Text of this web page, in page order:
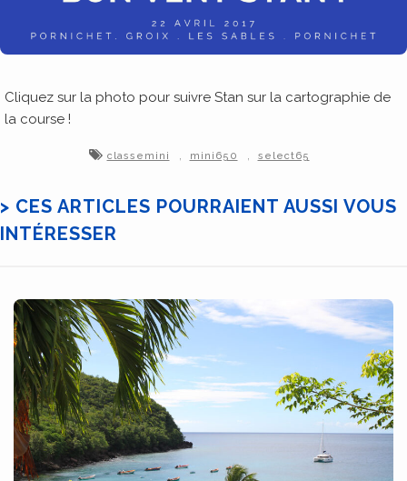
Cliquez sur la photo pour suivre Stan sur la cartographie de
la course !
classemini mini650 select65
> CES ARTICLES POURRAIENT AUSSI VOUS
INTÉRESSER